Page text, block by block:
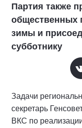
Партия также
общественных
зимы и
субботнику
Задачи
секретарь
ВКС по